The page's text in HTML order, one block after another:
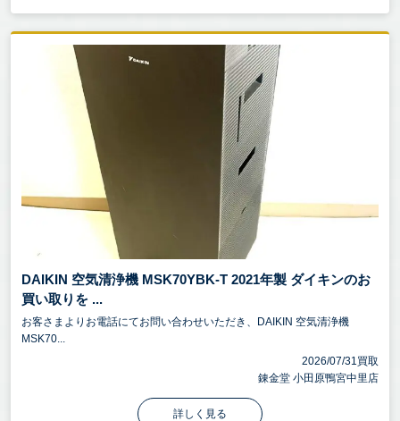
DAIKIN 空気清浄機 MSK70YBK-T 2021年製 ダイキンのお
買い取りを ...
お客さまよりお電話にてお問い合わせいただき、DAIKIN 空気清浄機
MSK70...
2026/07/31買取
錬金堂 小田原鴨宮中里店
詳しく見る